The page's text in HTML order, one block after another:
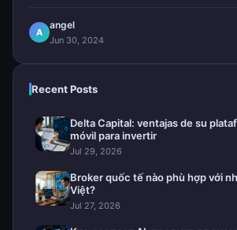
A
angel
Jun 30, 2024
Recent Posts
Delta Capital: ventajas de su
móvil para invertir
Jul 29, 2026
Broker quốc tế nào phù hợp với
Việt?
Jul 27, 2026